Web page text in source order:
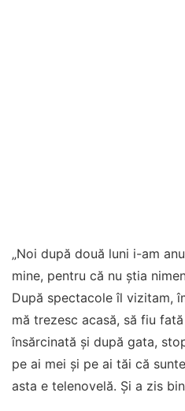
„Noi după două luni i-am
mine, pentru că nu știa
După spectacole îl vizitam,
mă trezesc acasă, să fiu
însărcinată și după gata,
pe ai mei și pe ai tăi că
asta e telenovelă. Și a zis